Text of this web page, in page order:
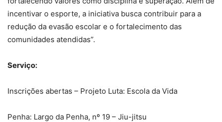
incentivar o esporte, a iniciativa busca contribuir para a
redução da evasão escolar e o fortalecimento das
comunidades atendidas”.
Serviço:
Inscrições abertas – Projeto Luta: Escola da Vida
Penha: Largo da Penha, nº 19 – Jiu-jitsu